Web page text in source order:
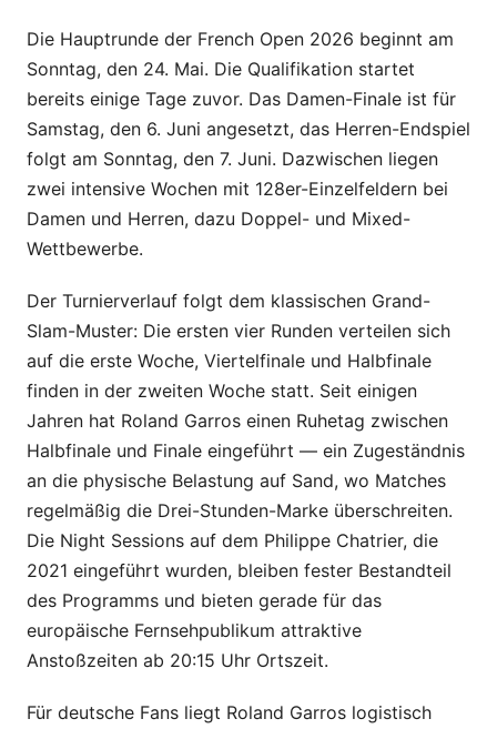
Die Hauptrunde der French Open 2026 beginnt am
Sonntag, den 24. Mai. Die Qualifikation startet
bereits einige Tage zuvor. Das Damen-Finale ist für
Samstag, den 6. Juni angesetzt, das Herren-Endspiel
folgt am Sonntag, den 7. Juni. Dazwischen liegen
zwei intensive Wochen mit 128er-Einzelfeldern bei
Damen und Herren, dazu Doppel- und Mixed-
Wettbewerbe.
Der Turnierverlauf folgt dem klassischen Grand-
Slam-Muster: Die ersten vier Runden verteilen sich
auf die erste Woche, Viertelfinale und Halbfinale
finden in der zweiten Woche statt. Seit einigen
Jahren hat Roland Garros einen Ruhetag zwischen
Halbfinale und Finale eingeführt — ein Zugeständnis
an die physische Belastung auf Sand, wo Matches
regelmäßig die Drei-Stunden-Marke überschreiten.
Die Night Sessions auf dem Philippe Chatrier, die
2021 eingeführt wurden, bleiben fester Bestandteil
des Programms und bieten gerade für das
europäische Fernsehpublikum attraktive
Anstoßzeiten ab 20:15 Uhr Ortszeit.
Für deutsche Fans liegt Roland Garros logistisch